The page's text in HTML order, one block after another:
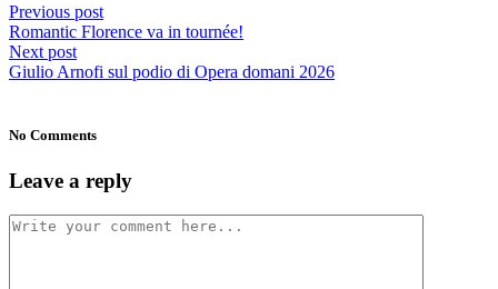
Previous post
Romantic Florence va in tournée!
Next post
Giulio Arnofi sul podio di Opera domani 2026
No Comments
Leave a reply